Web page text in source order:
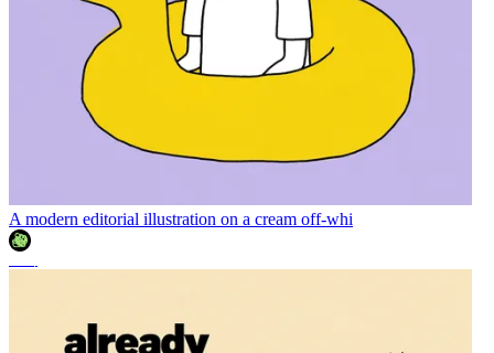
A modern editorial illustration on a cream off-whi